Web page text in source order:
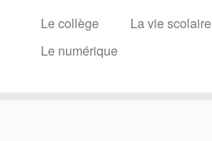
Le collège La vie scolaire
Le numérique